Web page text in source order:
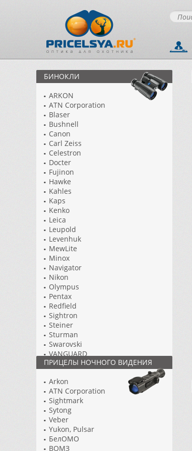
БИНОКЛИ
ARKON
ATN Corporation
Blaser
Bushnell
Canon
Carl Zeiss
Celestron
Docter
Fujinon
Hawke
Kahles
Kaps
Kenko
Leica
Leupold
Levenhuk
MewLite
Minox
Navigator
Nikon
Olympus
Pentax
Redfield
Sightron
Steiner
Sturman
Swarovski
VANGUARD
Vector Optics
Vortex
Бинокли со стабилизацией
БПЦ
Фарвижн
Юкон
ПРИЦЕЛЫ НОЧНОГО ВИДЕНИЯ
Arkon
ATN Corporation
Sightmark
Sytong
Veber
Yukon, Pulsar
БелОМО
ВОМЗ